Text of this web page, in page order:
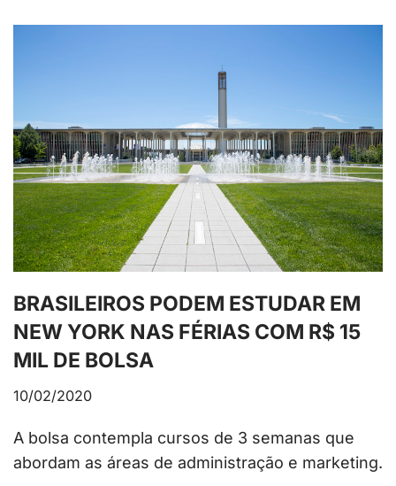
BRASILEIROS PODEM ESTUDAR EM
NEW YORK NAS FÉRIAS COM R$ 15
MIL DE BOLSA
10/02/2020
A bolsa contempla cursos de 3 semanas que
abordam as áreas de administração e marketing.